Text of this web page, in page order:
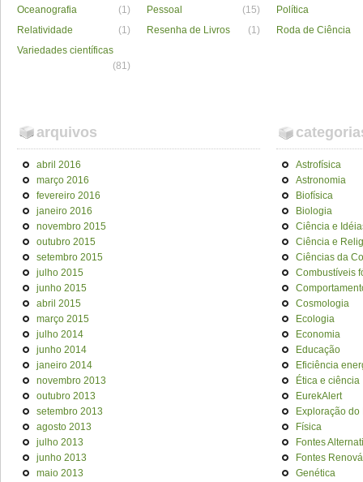
Oceanografia
(1) Pessoal (15)
Política
Relatividade
(1) Resenha de Livros (1)
Roda de Ciência
Variedades científicas
(81)
arquivos
abril 2016
março 2016
fevereiro 2016
janeiro 2016
novembro 2015
outubro 2015
setembro 2015
julho 2015
junho 2015
abril 2015
março 2015
julho 2014
junho 2014
janeiro 2014
novembro 2013
outubro 2013
setembro 2013
agosto 2013
julho 2013
junho 2013
maio 2013
Astrofísica
Astronomia
Biofísica
Biologia
Ciência e
Ciência e
Ciências da
Combustíveis
Cosmologia
Ecologia
Economia
Educação
Eficiência
Ética e ciência
EurekAlert
Exploração do
Física
Fontes
Fontes
Genética